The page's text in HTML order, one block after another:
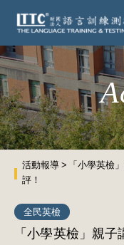
活動報導
「小學英檢
評！
全民英檢
「小學英檢」親